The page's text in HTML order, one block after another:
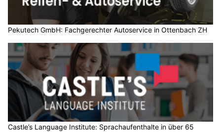
Pekutech GmbH: Fachgerechter Autoservice in Ottenbach ZH
Castle’s Language Institute: Sprachaufenthalte in über 65